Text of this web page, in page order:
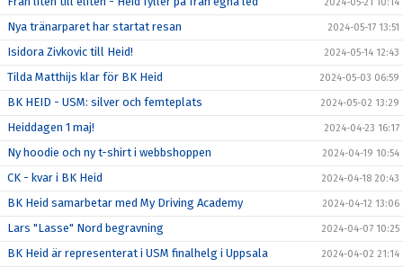
Nya tränarparet har startat resan 2024-05-17 13:51
Isidora Zivkovic till Heid! 2024-05-14 12:43
Tilda Matthijs klar för BK Heid 2024-05-03 06:59
BK HEID - USM: silver och femteplats 2024-05-02 13:29
Heiddagen 1 maj! 2024-04-23 16:17
Ny hoodie och ny t-shirt i webbshoppen 2024-04-19 10:54
CK - kvar i BK Heid 2024-04-18 20:43
BK Heid samarbetar med My Driving Academy 2024-04-12 13:06
Lars "Lasse" Nord begravning 2024-04-07 10:25
BK Heid är representerat i USM finalhelg i Uppsala 2024-04-02 21:14